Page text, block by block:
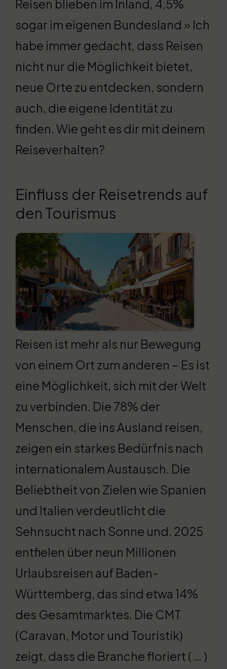
Reisen blieben im Inland, 4,5%
sogar im eigenen Bundesland » Ich
habe immer gedacht, dass Reisen
nicht nur die Möglichkeit bietet,
neue Orte zu entdecken, sondern
auch, die eigene Identität zu
finden. Wie geht es dir mit deinem
Reiseverhalten?
Einfluss der Reisetrends auf
den Tourismus
Reisen ist mehr als nur Bewegung
von einem Ort zum anderen – Es ist
eine Möglichkeit, sich mit der Welt
zu verbinden. Die 78% der
Menschen, die ins Ausland reisen,
zeigen ein starkes Bedürfnis nach
internationalem Austausch. Die
Beliebtheit von Zielen wie Spanien
und Italien verdeutlicht die
Sehnsucht nach Sonne und. 2025
entfielen über neun Millionen
Urlaubsreisen auf Baden-
Württemberg, das sind etwa 14%
des Gesamtmarktes. Die CMT
(Caravan, Motor und Touristik)
zeigt, dass die Branche floriert ( … )